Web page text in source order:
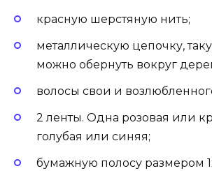
красную шерстяную нить;
металлическую цепочку,
можно обернуть вокруг
волосы свои и
2 ленты. Одна розовая или
голубая или синяя;
бумажную полосу размером